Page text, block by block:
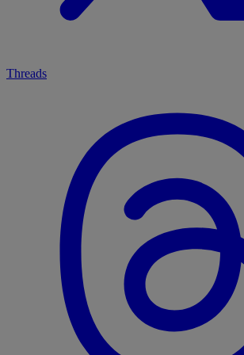
Threads